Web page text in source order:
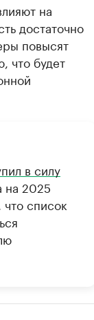
на
достаточно
повысят
что будет
в силу
на 2025
, что список